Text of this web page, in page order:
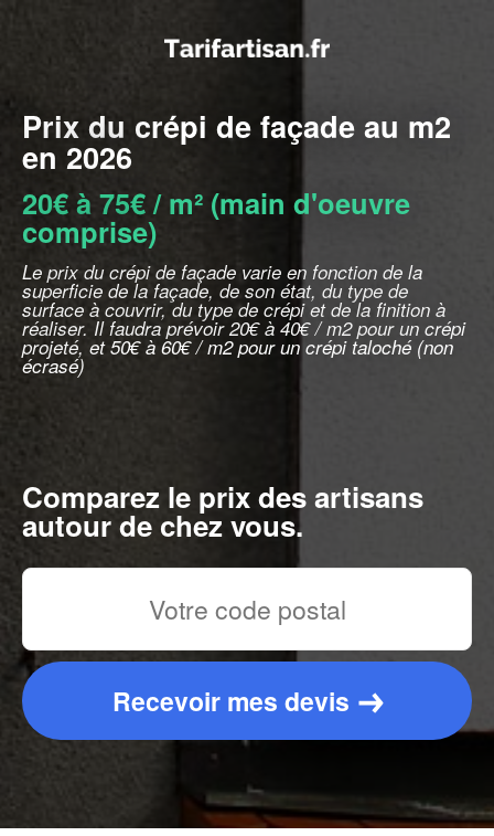
Prix du crépi de façade au m2
en 2026
20€ à 75€ / m² (main d'oeuvre
comprise)
Le prix du crépi de façade varie en fonction de la
superficie de la façade, de son état, du type de
surface à couvrir, du type de crépi et de la finition à
réaliser. Il faudra prévoir 20€ à 40€ / m2 pour un crépi
projeté, et 50€ à 60€ / m2 pour un crépi taloché (non
écrasé)
Comparez le prix des artisans
autour de chez vous.
Recevoir mes devis